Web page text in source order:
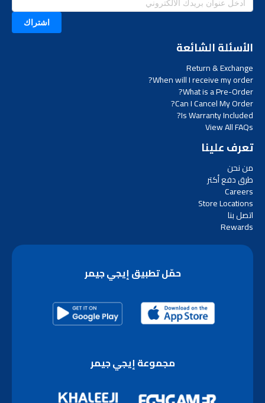
اشتراك
الأسئلة الشائعة
Return & Exchange
When will I receive my order?
What is a Pre-Order?
Can I Cancel My Order?
Is Warranty Included?
View All FAQs
تعرف علينا
من نحن
طرق دفع أكتر
Careers
Store Locations
اتصل بنا
Rewards
حمّل تطبيق إيجي جيمر
مجموعة إيجي جيمر